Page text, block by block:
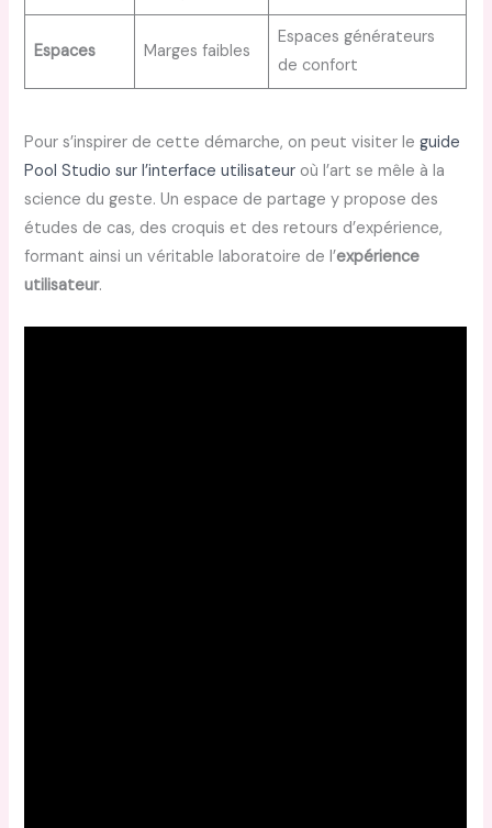
Espaces Marges faibles
Espaces générateurs
de confort
Pour s’inspirer de cette démarche, on peut visiter leguide
Pool Studio sur l’interface utilisateur où l’art se mêle à la
science du geste. Un espace de partage y propose des
études de cas, des croquis et des retours d’expérience,
formant ainsi un véritable laboratoire de l’expérience
utilisateur.